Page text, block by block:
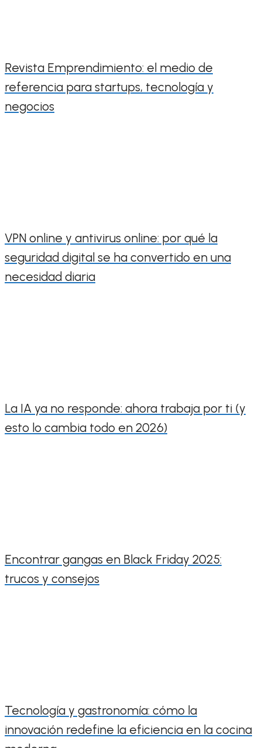
Revista Emprendimiento: el medio de
referencia para startups, tecnología y
negocios
VPN online y antivirus online: por qué la
seguridad digital se ha convertido en una
necesidad diaria
La IA ya no responde: ahora trabaja por ti (y
esto lo cambia todo en 2026)
Encontrar gangas en Black Friday 2025:
trucos y consejos
Tecnología y gastronomía: cómo la
innovación redefine la eficiencia en la cocina